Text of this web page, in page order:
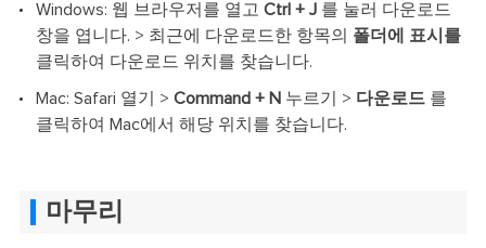
Windows: 웹 브라우저를 열고 Ctrl + J를 눌러 다운로드
창을 엽니다. > 최근에 다운로드한 항목의 폴더에 표시를
클릭하여 다운로드 위치를 찾습니다.
Mac: Safari 열기 > Command + N 누르기 > 다운로드를
클릭하여 Mac에서 해당 위치를 찾습니다.
마무리